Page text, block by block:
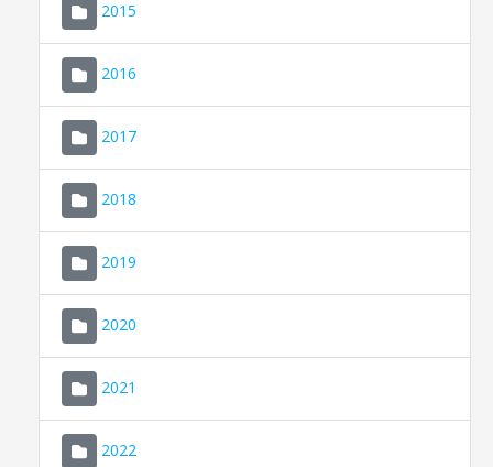
2015
2016
2017
2018
2019
2020
2021
2022